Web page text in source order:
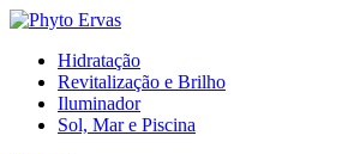
Hidratação
Revitalização e Brilho
Iluminador
Sol, Mar e Piscina